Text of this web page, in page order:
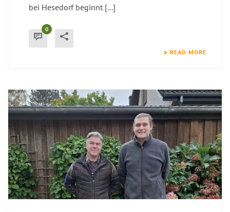
bei Hesedorf beginnt [...]
0
READ MORE